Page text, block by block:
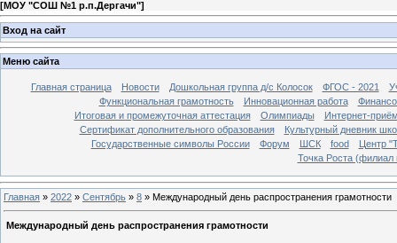
[МОУ "СОШ №1 р.п.Дергачи"]
Вход на сайт
Меню сайта
Главная страница Новости Дошкольная группа д/с Колосок ФГОС - 2021
Функциональная грамотность
Инновационная работа
Итоговая и промежуточная аттестация
Олимпиады
Интернет-
Сертификат дополнительного образования
Культурный дневник
Государственные символы России
Форум ШСК food
Центр
Точка Роста (филиал
Главная » 2022 » Сентябрь » 8 » Международный день распространения грамотности
Международный день распространения грамотности